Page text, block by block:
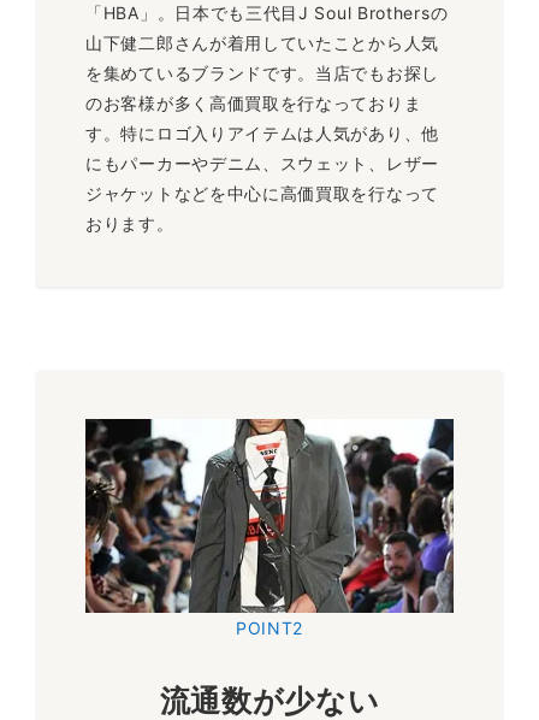
「HBA」。日本でも三代目J Soul Brothersの
山下健二郎さんが着用していたことから人気
を集めているブランドです。当店でもお探し
のお客様が多く高価買取を行なっておりま
す。特にロゴ入りアイテムは人気があり、他
にもパーカーやデニム、スウェット、レザー
ジャケットなどを中心に高価買取を行なって
おります。
POINT2
流通数が少ない